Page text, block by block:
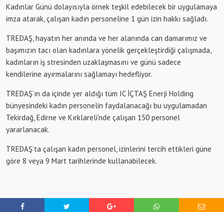
Kadınlar Günü dolayısıyla örnek teşkil edebilecek bir uygulamaya
imza atarak, çalışan kadın personeline 1 gün izin hakkı sağladı.
TREDAŞ, hayatın her anında ve her alanında can damarımız ve
başımızın tacı olan kadınlara yönelik gerçekleştirdiği çalışmada,
kadınların iş stresinden uzaklaşmasını ve günü sadece
kendilerine ayırmalarını sağlamayı hedefliyor.
TREDAŞ’ın da içinde yer aldığı tüm IC İÇTAŞ Enerji Holding
bünyesindeki kadın personelin faydalanacağı bu uygulamadan
Tekirdağ, Edirne ve Kırklareli’nde çalışan 150 personel
yararlanacak.
TREDAŞ’ta çalışan kadın personel, izinlerini tercih ettikleri güne
göre 8 veya 9 Mart tarihlerinde kullanabilecek.